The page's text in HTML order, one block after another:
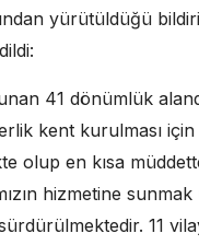
yürütüldüğü
41 dönümlük
kent kurulması için
olup en kısa
hizmetine
11